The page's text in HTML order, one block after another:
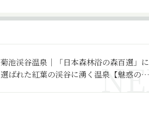
菊池渓谷温泉｜「日本森林浴の森百選」に
選ばれた紅葉の渓谷に湧く温泉【魅惑の温